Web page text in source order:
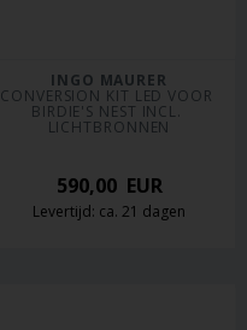
INGO MAURER
CONVERSION KIT LED VOOR
BIRDIE'S NEST INCL.
LICHTBRONNEN
590,00EUR
Levertijd: ca. 21 dagen